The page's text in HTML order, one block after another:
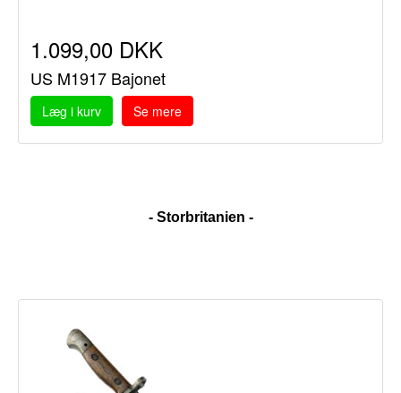
1.099,00 DKK
US M1917 Bajonet
Læg i kurv Se mere
- Storbritanien -